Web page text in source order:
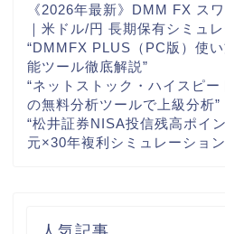
《2026年最新》DMM FX ス
｜米ドル/円 長期保有シミュ
“DMMFX PLUS（PC版）使
能ツール徹底解説”
“ネットストック・ハイスピ
の無料分析ツールで上級分析”
“松井証券NISA投信残高ポイ
元×30年複利シミュレーション